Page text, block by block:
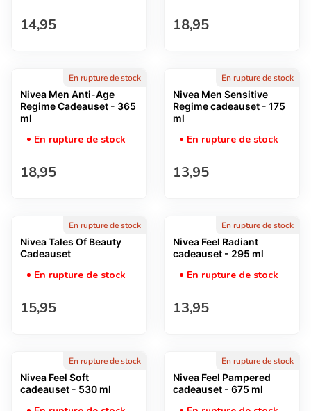
Prix normal
14,95 Prix normal
18,95
En rupture de stock
Nivea Men Anti-Age
Regime Cadeauset - 365
ml
En rupture de stock
Prix normal
18,95
En rupture de stock
Nivea Men Sensitive
Regime cadeauset - 175
ml
En rupture de stock
Prix normal
13,95
En rupture de stock
Nivea Tales Of Beauty
Cadeauset
En rupture de stock
Prix normal
15,95
En rupture de stock
Nivea Feel Radiant
cadeauset - 295 ml
En rupture de stock
Prix normal
13,95
En rupture de stock
Nivea Feel Soft
cadeauset - 530 ml
En rupture de stock
Nivea Feel Pampered
cadeauset - 675 ml